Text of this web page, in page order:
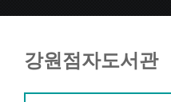
강원점자도서관